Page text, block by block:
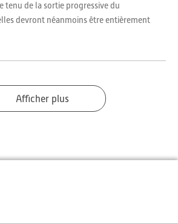
tenu de la sortie progressive du
devront néanmoins être entièrement
Afficher plus